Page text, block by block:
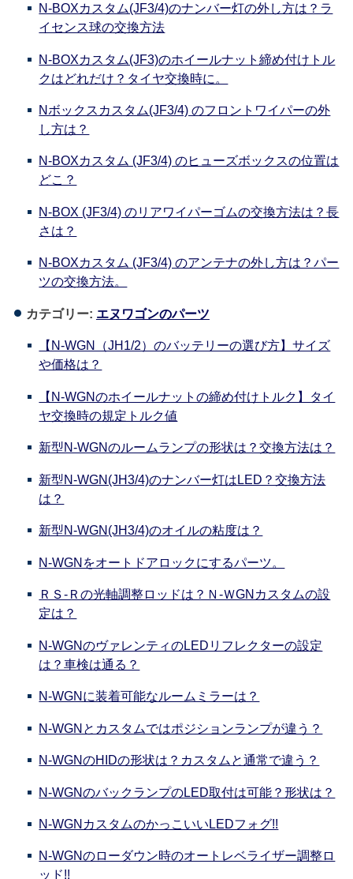
N-BOXカスタム(JF3/4)のナンバー灯の外し方は？ラ
イセンス球の交換方法
N-BOXカスタム(JF3)のホイールナット締め付けトル
クはどれだけ？タイヤ交換時に。
Nボックスカスタム(JF3/4) のフロントワイパーの外
し方は？
N-BOXカスタム (JF3/4) のヒューズボックスの位置は
どこ？
N-BOX (JF3/4) のリアワイパーゴムの交換方法は？長
さは？
N-BOXカスタム (JF3/4) のアンテナの外し方は？パー
ツの交換方法。
カテゴリー: エヌワゴンのパーツ
【N-WGN（JH1/2）のバッテリーの選び方】サイズ
や価格は？
【N-WGNのホイールナットの締め付けトルク】タイ
ヤ交換時の規定トルク値
新型N-WGNのルームランプの形状は？交換方法は？
新型N-WGN(JH3/4)のナンバー灯はLED？交換方法
は？
新型N-WGN(JH3/4)のオイルの粘度は？
N-WGNをオートドアロックにするパーツ。
ＲＳ-Ｒの光軸調整ロッドは？Ｎ-ＷGNカスタムの設
定は？
N-WGNのヴァレンティのLEDリフレクターの設定
は？車検は通る？
N-WGNに装着可能なルームミラーは？
N-WGNとカスタムではポジションランプが違う？
N-WGNのHIDの形状は？カスタムと通常で違う？
N-WGNのバックランプのLED取付は可能？形状は？
N-WGNカスタムのかっこいいLEDフォグ!!
N-WGNのローダウン時のオートレベライザー調整ロ
ッド!!